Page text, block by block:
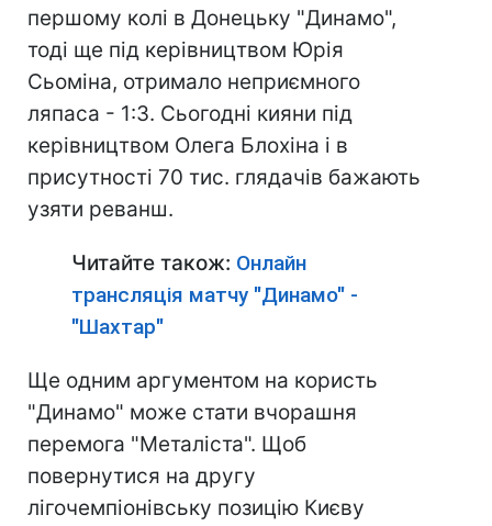
першому колі в Донецьку "Динамо",
тоді ще під керівництвом Юрія
Сьоміна, отримало неприємного
ляпаса - 1:3. Сьогодні кияни під
керівництвом Олега Блохіна і в
присутності 70 тис. глядачів бажають
узяти реванш.
Читайте також: Онлайн
трансляція матчу "Динамо" -
"Шахтар"
Ще одним аргументом на користь
"Динамо" може стати вчорашня
перемога "Металіста". Щоб
повернутися на другу
лігочемпіонівську позицію Києву